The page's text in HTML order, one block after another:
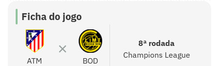
Ficha do jogo
ATM BOD
8ª rodada
Champions League